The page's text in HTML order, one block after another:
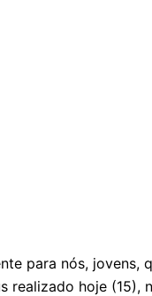
para nós,
realizado hoje (15),